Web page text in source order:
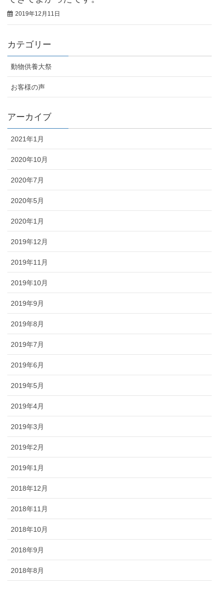
2019年12月11日
カテゴリー
動物供養大祭
お客様の声
アーカイブ
2021年1月
2020年10月
2020年7月
2020年5月
2020年1月
2019年12月
2019年11月
2019年10月
2019年9月
2019年8月
2019年7月
2019年6月
2019年5月
2019年4月
2019年3月
2019年2月
2019年1月
2018年12月
2018年11月
2018年10月
2018年9月
2018年8月